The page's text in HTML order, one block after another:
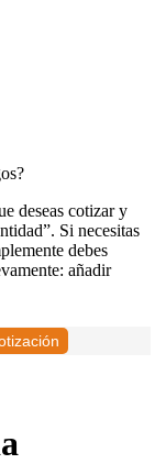
deseas cotizar y
Si necesitas
debes
añadir